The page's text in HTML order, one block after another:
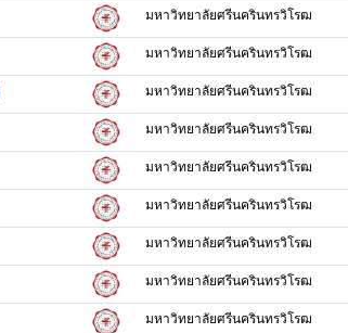
มหาวิทยาลัยศรีนครินทรวิโรฒ
มหาวิทยาลัยศรีนครินทรวิโรฒ
มหาวิทยาลัยศรีนครินทรวิโรฒ
มหาวิทยาลัยศรีนครินทรวิโรฒ
มหาวิทยาลัยศรีนครินทรวิโรฒ
มหาวิทยาลัยศรีนครินทรวิโรฒ
มหาวิทยาลัยศรีนครินทรวิโรฒ
มหาวิทยาลัยศรีนครินทรวิโรฒ
มหาวิทยาลัยศรีนครินทรวิโรฒ